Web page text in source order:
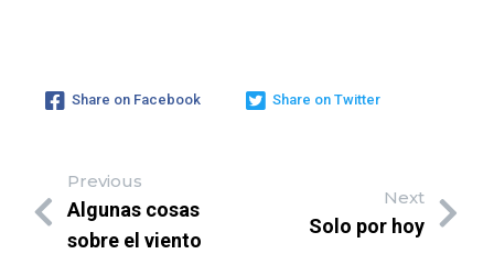
Share on Facebook Share on Twitter
Previous
Algunas cosas
sobre el viento
Next
Solo por hoy